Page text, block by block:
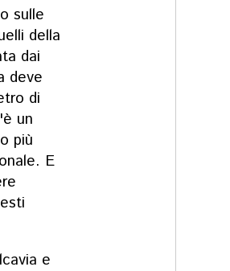
sulle
della
dai
deve
di
un
più
E
e